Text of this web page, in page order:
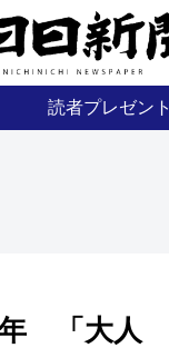
読者プレゼント
年 「大人